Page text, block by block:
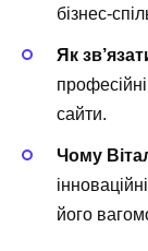
бізнес-
Як
сайти.
Чому
його